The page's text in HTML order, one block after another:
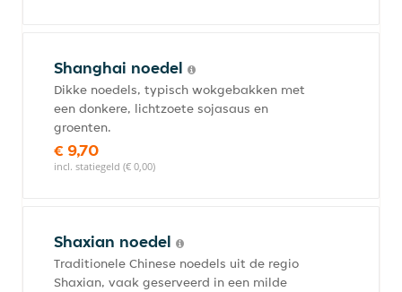
Shanghai noedel
Dikke noedels, typisch wokgebakken met
een donkere, lichtzoete sojasaus en
groenten.
€ 9,70
incl. statiegeld (€ 0,00)
Shaxian noedel
Traditionele Chinese noedels uit de regio
Shaxian, vaak geserveerd in een milde